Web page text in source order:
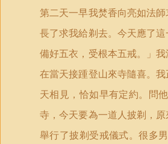
第二天一早我焚香向亮如法
長了求我給剃去。今天應了
備好五衣，受根本五戒。」
在當天接踵登山來寺隨喜。
天相見，恰如早有定約。問
寺，今天要為一道人披剃，
舉行了披剃受戒儀式。很多